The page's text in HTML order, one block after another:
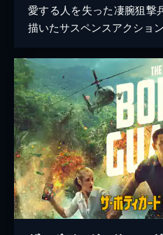
愛する人を失った凄腕狙撃
描いたサスペンスアクション